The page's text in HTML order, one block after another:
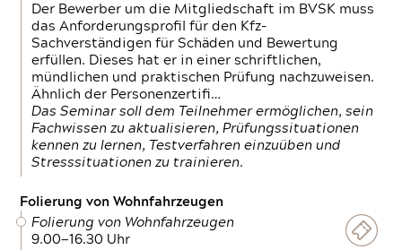
Der Bewerber um die Mitgliedschaft im BVSK muss
das Anforderungsprofil für den Kfz-
Sachverständigen für Schäden und Bewertung
erfüllen. Dieses hat er in einer schriftlichen,
mündlichen und praktischen Prüfung nachzuweisen.
Ähnlich der Personenzertifi…
Das Seminar soll dem Teilnehmer ermöglichen, sein
Fachwissen zu aktualisieren, Prüfungssituationen
kennen zu lernen, Testverfahren einzuüben und
Stresssituationen zu trainieren.
Folierung von Wohnfahrzeugen
Folierung von Wohnfahrzeugen
9.00—16.30 Uhr